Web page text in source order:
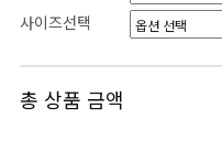
사이즈선택
총 상품 금액